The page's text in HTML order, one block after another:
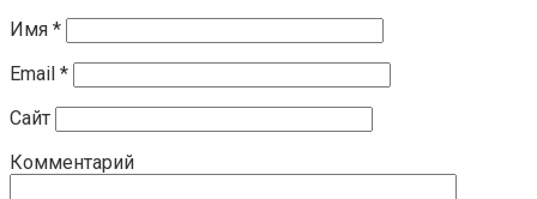
Имя *
Email *
Сайт
Комментарий